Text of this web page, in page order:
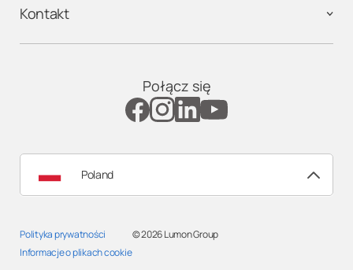
Kontakt
Połącz się
Poland
Polityka prywatności
Informacje o plikach cookie
© 2026Lumon Group